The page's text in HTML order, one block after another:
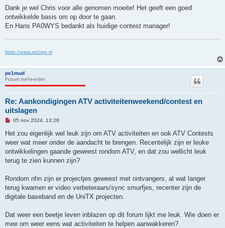
g
l
e
e
c
h
t
Dank je wel Chris voor alle genomen moeite! Het geeft een goed
ontwikkelde basis om op door te gaan.
En Hans PA0WYS bedankt als huidige contest manager!
https://www.pe1rqm.nl
pe1mud
Forum beheerder
Re: Aankondigingen ATV activiteitenweekend/contest en
uitslagen
O
g
l
e
e
e
r
c
05 nov 2024, 13:28
Het zou eigenlijk wel leuk zijn om ATV activiteiten en ook ATV Contests
weer wat meer onder de aandacht te brengen. Recentelijk zijn er leuke
ontwikkelingen gaande geweest rondom ATV, en dat zou wellicht leuk
terug te zien kunnen zijn?
Rondom nhn zijn er projectjes geweest met ontvangers, al wat langer
terug kwamen er video verbeteraars/sync smurfjes, recenter zijn de
digitale baseband en de UniTX projecten.
Dat weer een beetje leven inblazen op dit forum lijkt me leuk. Wie doen er
mee om weer eens wat activiteiten te helpen aanwakkeren?